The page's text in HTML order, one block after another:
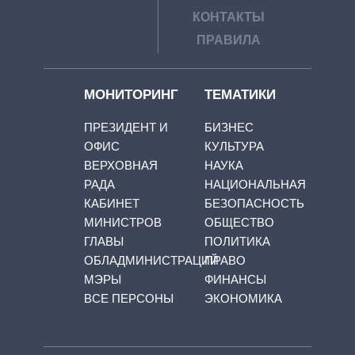
КОНТАКТЫ
ПРАВИЛА
МОНИТОРИНГ
ПРЕЗИДЕНТ И
ОФИС
ВЕРХОВНАЯ
РАДА
КАБИНЕТ
МИНИСТРОВ
ГЛАВЫ
ОБЛАДМИНИСТРАЦИЙ
МЭРЫ
ВСЕ ПЕРСОНЫ
ТЕМАТИКИ
БИЗНЕС
КУЛЬТУРА
НАУКА
НАЦИОНАЛЬНАЯ
БЕЗОПАСНОСТЬ
ОБЩЕСТВО
ПОЛИТИКА
ПРАВО
ФИНАНСЫ
ЭКОНОМИКА